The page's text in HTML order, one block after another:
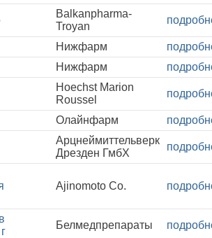
Balkanpharma-
Troyan
Нижфарм
Нижфарм
Hoechst Marion
Roussel
Олайнфарм
Арцнеймиттельверк
Дрезден ГмбХ
Ajinomoto Co.
Белмедпрепараты